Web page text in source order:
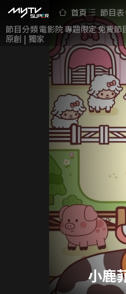
首頁 節目表
節目分類電影院專題限定免費節
原創 | 獨家
小鹿